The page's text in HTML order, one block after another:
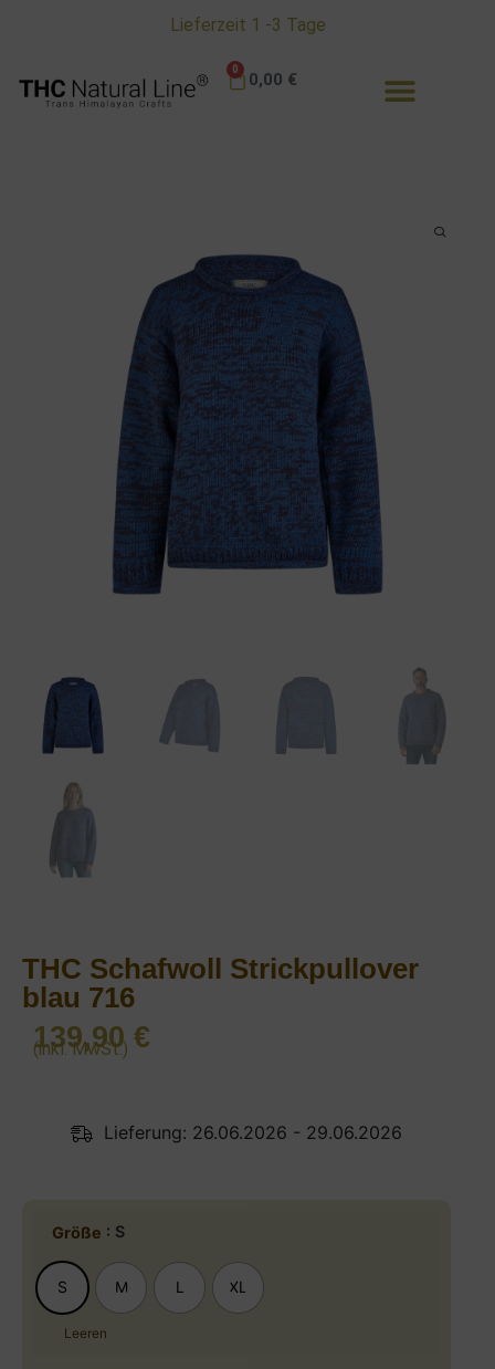
Lieferzeit 1 -3 Tage
0,00 €
0
THC Schafwoll Strickpullover
blau 716
139,90 €
(inkl. MwSt.)
Lieferung: 26.06.2026 - 29.06.2026
Größe : S
S M L XL
Leeren